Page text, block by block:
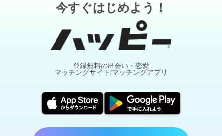
今すぐはじめよう！
登録無料の出会い・恋愛
マッチングサイト/マッチングアプリ